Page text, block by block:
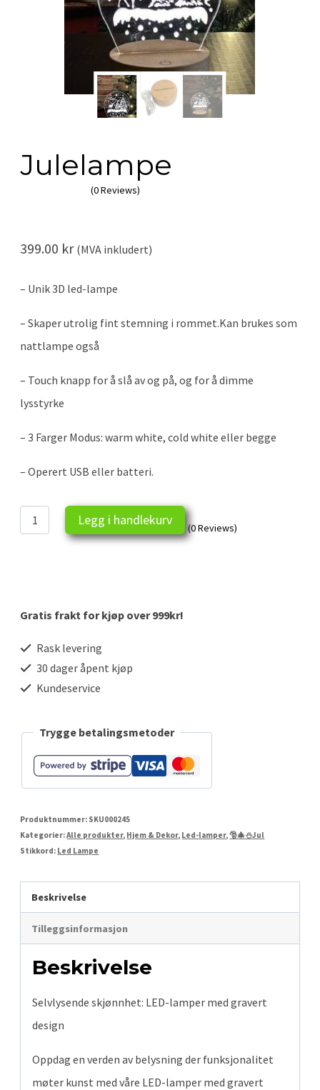
Julelampe
(0 Reviews)
399.00 kr (MVA inkludert)
– Unik 3D led-lampe
– Skaper utrolig fint stemning i rommet.Kan brukes som
nattlampe også
– Touch knapp for å slå av og på, og for å dimme
lysstyrke
– 3 Farger Modus: warm white, cold white eller begge
– Operert USB eller batteri.
Julelampe
Legg i handlekurv
(0 Reviews)
Gratis frakt for kjøp over 999kr!
Rask levering
30 dager åpent kjøp
Kundeservice
Trygge betalingsmetoder
Produktnummer: SKU000245
Kategorier:Alle produkter, Hjem & Dekor, Led-lamper,🎅🎄⛄Jul
Stikkord: Led Lampe
Beskrivelse
Tilleggsinformasjon
Beskrivelse
Selvlysende skjønnhet: LED-lamper med gravert
design
Oppdag en verden av belysning der funksjonalitet
møter kunst med våre LED-lamper med gravert